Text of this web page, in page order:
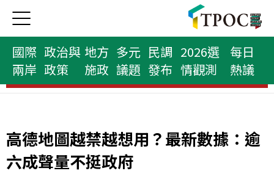
國際
兩岸
政治與
政策
地方
施政
多元
議題
民調
發布
2026選
情觀測
每日
熱議
民意代表榜
高德地圖越禁越想用？最新數據：逾
六成聲量不挺政府